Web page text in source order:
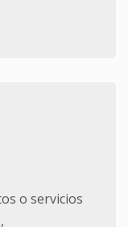
o servicios